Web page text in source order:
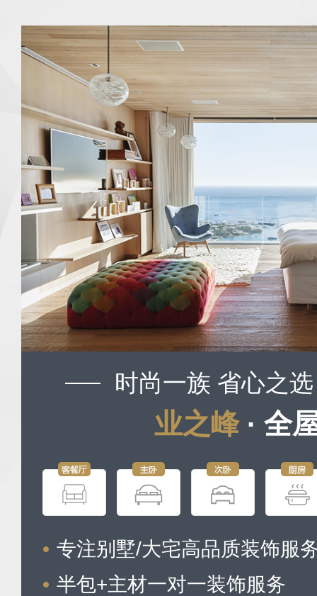
时尚一族 省心之
业之峰· 全
专注别墅/大宅高品质装饰服
半包+主材一对一装饰服务